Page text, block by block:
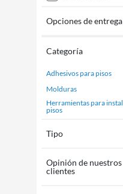
Opciones de entrega
Categoría
adhesivos para pisos
molduras
herramientas para instalación de
pisos
Tipo
Opinión de nuestros
clientes